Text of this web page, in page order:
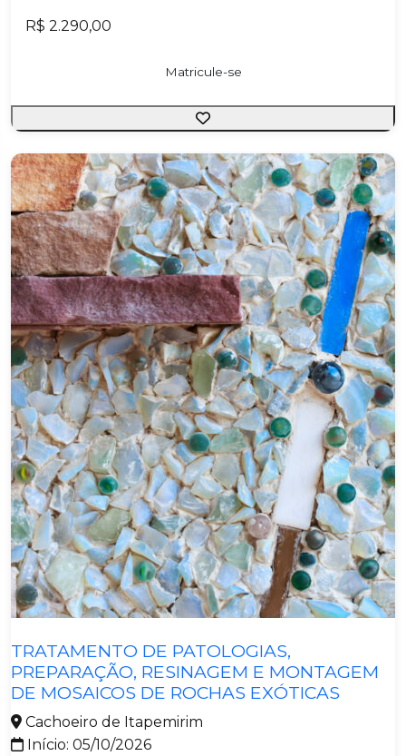
R$ 2.290,00
Matricule-se
TRATAMENTO DE PATOLOGIAS,
PREPARAÇÃO, RESINAGEM E MONTAGEM
DE MOSAICOS DE ROCHAS EXÓTICAS
Cachoeiro de Itapemirim
Início: 05/10/2026